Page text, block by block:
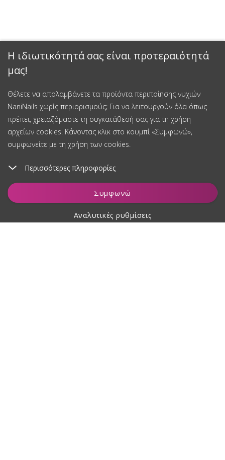
Η ιδιωτικότητά σας είναι προτεραιότητά
μας!
Θέλετε να απολαμβάνετε τα προϊόντα περιποίησης νυχιών
NaniNails χωρίς περιορισμούς; Για να λειτουργούν όλα όπως
πρέπει, χρειαζόμαστε τη συγκατάθεσή σας για τη χρήση
αρχείων cookies. Κάνοντας κλικ στο κουμπί «Συμφωνώ»,
συμφωνείτε με τη χρήση των cookies.
Περισσότερες πληροφορίες
Συμφωνώ
Αναλυτικές ρυθμίσεις
Παρακολούθηση
Έκπτωση 15%
Εγγραφείτε στο newsletter μας και κερδίστε έκπτωση 15% στην
πρώτη σας αγορά.
Εγγραφείτε και κερδίστε έκπτωση
Συγκατάθεση για την επεξεργασία δεδομένων προσωπικού